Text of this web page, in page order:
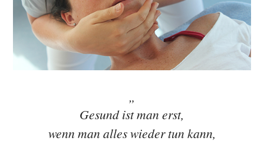
Gesund ist man erst,
wenn man alles wieder tun kann,